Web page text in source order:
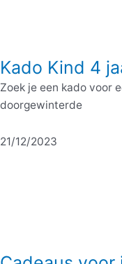
Kado Kind 4
Zoek je een kado voor
doorgewinterde
21/12/2023